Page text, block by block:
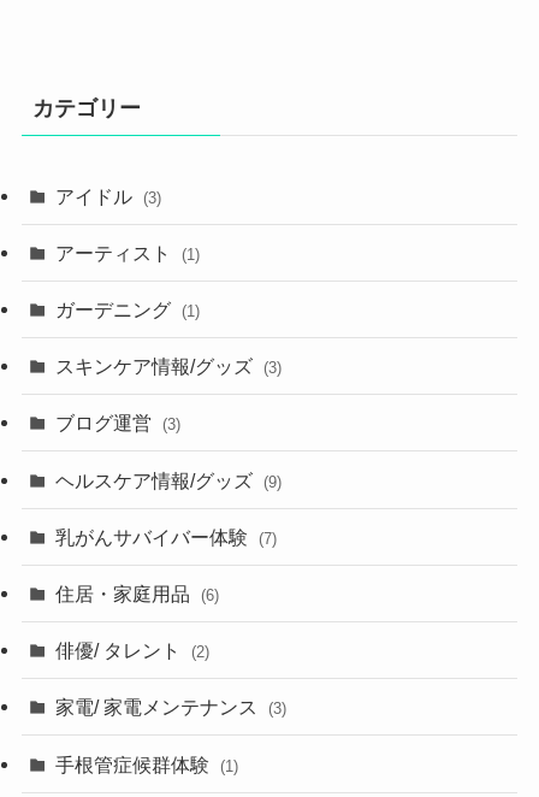
カテゴリー
アイドル (3)
アーティスト (1)
ガーデニング (1)
スキンケア情報/グッズ (3)
ブログ運営 (3)
ヘルスケア情報/グッズ (9)
乳がんサバイバー体験 (7)
住居・家庭用品 (6)
俳優/ タレント (2)
家電/ 家電メンテナンス (3)
手根管症候群体験 (1)